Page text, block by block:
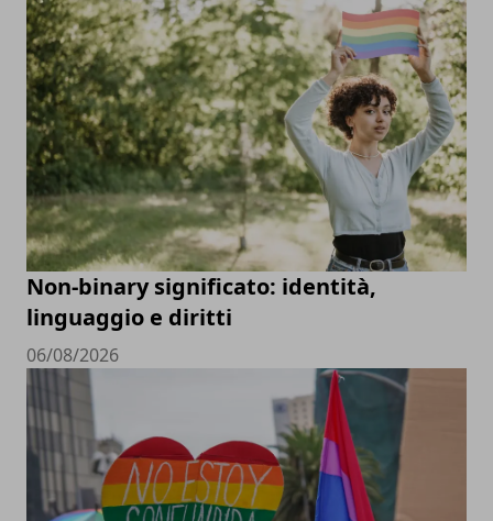
Non-binary significato: identità,
linguaggio e diritti
06/08/2026